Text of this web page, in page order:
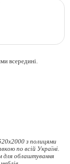
всередині.
з полицями
по всій Україні.
облаштування